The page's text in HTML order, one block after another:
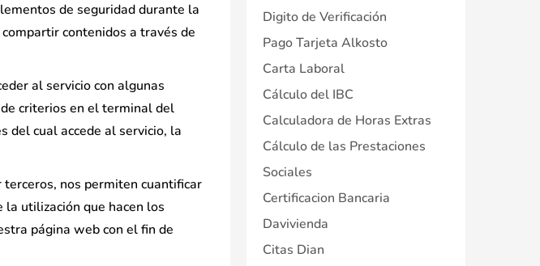
de seguridad durante la
contenidos a través de
al servicio con algunas
criterios en el terminal del
del cual accede al servicio, la
nos permiten cuantificar
utilización que hacen los
página web con el fin de
Digito de Verificación
Pago Tarjeta Alkosto
Carta Laboral
Cálculo del IBC
Calculadora de Horas Extras
Cálculo de las Prestaciones
Sociales
Certificacion Bancaria
Davivienda
Citas Dian